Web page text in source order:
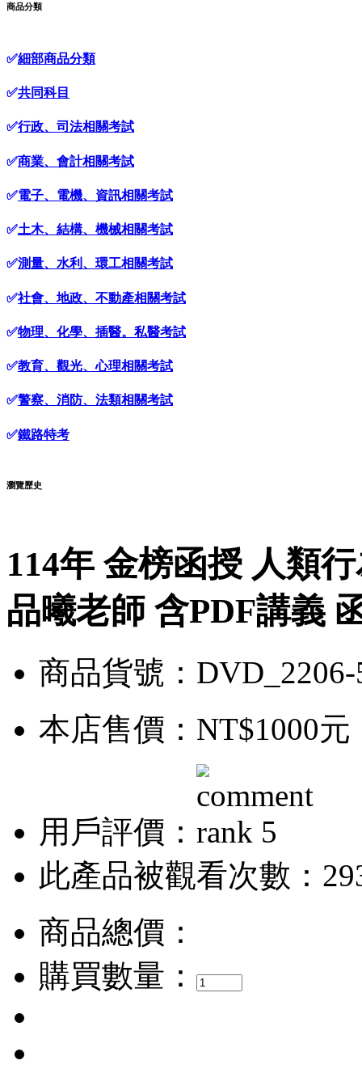
商品分類
✅細部商品分類
✅共同科目
✅行政、司法相關考試
✅商業、會計相關考試
✅電子、電機、資訊相關考試
✅土木、結構、機械相關考試
✅測量、水利、環工相關考試
✅社會、地政、不動產相關考試
✅物理、化學、插醫。私醫考試
✅教育、觀光、心理相關考試
✅警察、消防、法類相關考試
✅鐵路特考
瀏覽歷史
114年 金榜函授 人類
品曦老師 含PDF講義
商品貨號：DVD_2206-
本店售價： NT$1000元
用戶評價：
此產品被觀看次數：
商品總價：
購買數量：